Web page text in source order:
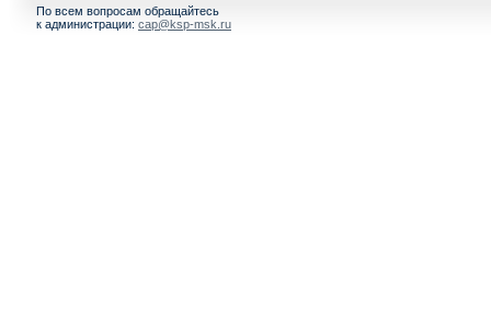
По всем вопросам обращайтесь
к администрации: cap@ksp-msk.ru